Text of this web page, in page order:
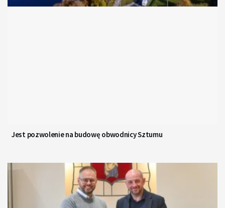
Jest pozwolenie na budowę obwodnicy Sztumu